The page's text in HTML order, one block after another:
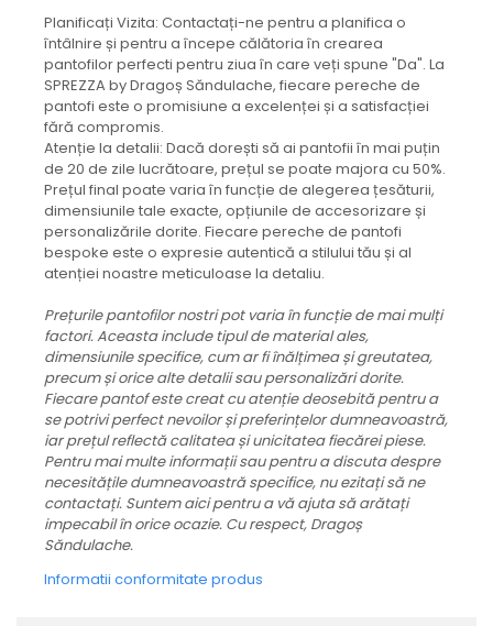
Planificați Vizita: Contactați-ne pentru a planifica o
întâlnire și pentru a începe călătoria în crearea
pantofilor perfecti pentru ziua în care veți spune "Da". La
SPREZZA by Dragoș Săndulache, fiecare pereche de
pantofi este o promisiune a excelenței și a satisfacției
fără compromis.
Atenție la detalii: Dacă dorești să ai pantofii în mai puțin
de 20 de zile lucrătoare, prețul se poate majora cu 50%.
Prețul final poate varia în funcție de alegerea țesăturii,
dimensiunile tale exacte, opțiunile de accesorizare și
personalizările dorite. Fiecare pereche de pantofi
bespoke este o expresie autentică a stilului tău și al
atenției noastre meticuloase la detaliu.
Prețurile pantofilor nostri pot varia în funcție de mai mulți
factori. Aceasta include tipul de material ales,
dimensiunile specifice, cum ar fi înălțimea și greutatea,
precum și orice alte detalii sau personalizări dorite.
Fiecare pantof este creat cu atenție deosebită pentru a
se potrivi perfect nevoilor și preferințelor dumneavoastră,
iar prețul reflectă calitatea și unicitatea fiecărei piese.
Pentru mai multe informații sau pentru a discuta despre
necesitățile dumneavoastră specifice, nu ezitați să ne
contactați. Suntem aici pentru a vă ajuta să arătați
impecabil în orice ocazie. Cu respect, Dragoș
Săndulache.
Informatii conformitate produs